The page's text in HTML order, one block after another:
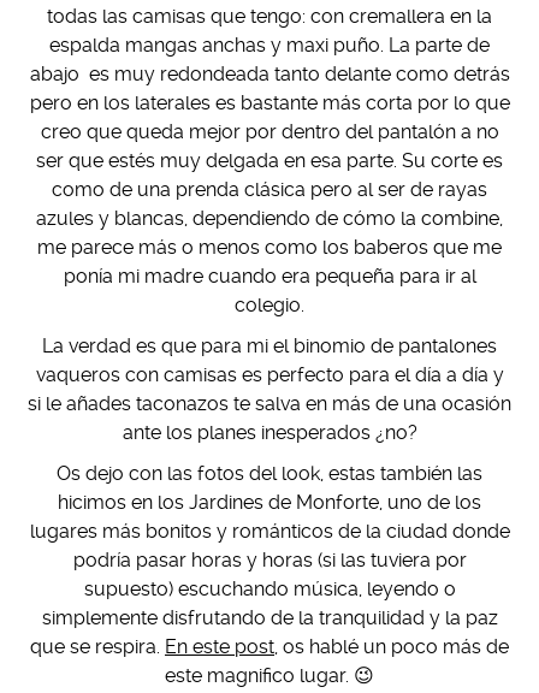
todas las camisas que tengo: con cremallera en la
espalda mangas anchas y maxi puño. La parte de
abajo es muy redondeada tanto delante como detrás
pero en los laterales es bastante más corta por lo que
creo que queda mejor por dentro del pantalón a no
ser que estés muy delgada en esa parte. Su corte es
como de una prenda clásica pero al ser de rayas
azules y blancas, dependiendo de cómo la combine,
me parece más o menos como los baberos que me
ponía mi madre cuando era pequeña para ir al
colegio.
La verdad es que para mi el binomio de pantalones
vaqueros con camisas es perfecto para el día a día y
si le añades taconazos te salva en más de una ocasión
ante los planes inesperados ¿no?
Os dejo con las fotos del look, estas también las
hicimos en los Jardines de Monforte, uno de los
lugares más bonitos y románticos de la ciudad donde
podría pasar horas y horas (si las tuviera por
supuesto) escuchando música, leyendo o
simplemente disfrutando de la tranquilidad y la paz
que se respira. En este post, os hablé un poco más de
este magnifico lugar. 😉